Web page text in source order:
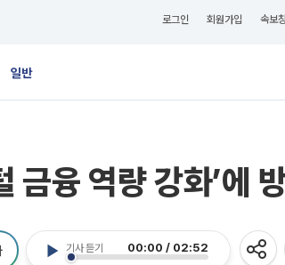
로그인 회원가입 속보
일반
금융 역량 강화’에
기사 듣기 00:00 / 02:52